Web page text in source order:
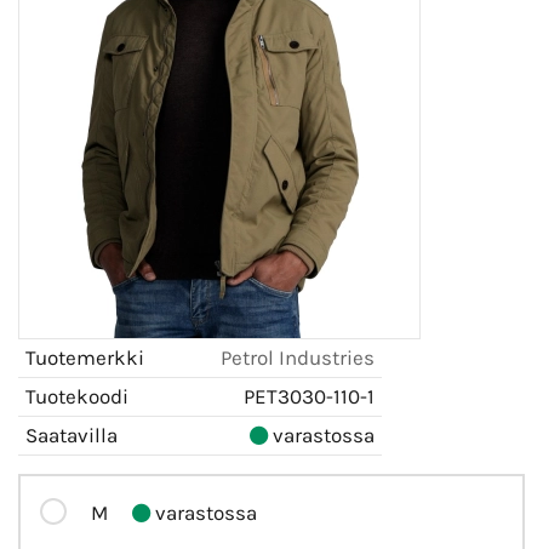
Tuotemerkki
Petrol Industries
Tuotekoodi
PET3030-110-1
Saatavilla
varastossa
M varastossa